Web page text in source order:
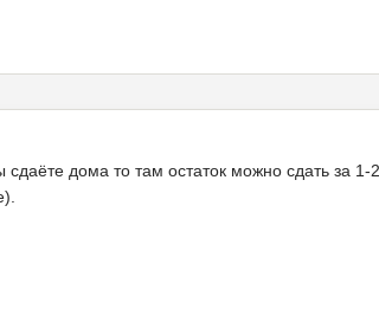
дома то там остаток можно сдать за 1-